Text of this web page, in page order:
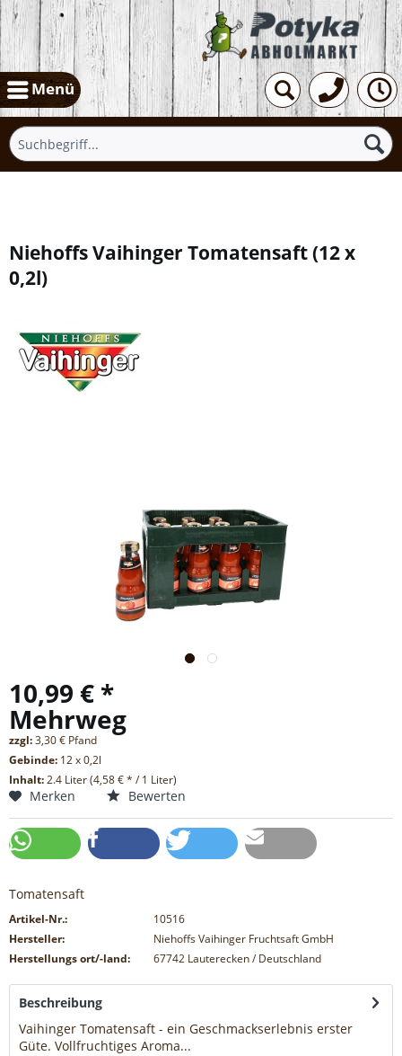
Menü
Niehoffs Vaihinger Tomatensaft(12 x
0,2l)
10,99 € *
Mehrweg
zzgl:3,30 € Pfand
Gebinde: 12 x 0,2l
Inhalt:2.4 Liter (4,58 € * / 1 Liter)
Merken Bewerten
Tomatensaft
Artikel-Nr.:
10516
Hersteller:
Niehoffs Vaihinger Fruchtsaft GmbH
Herstellungs ort/-land:
67742 Lauterecken / Deutschland
Beschreibung
Vaihinger Tomatensaft - ein Geschmackserlebnis erster
Güte. Vollfruchtiges Aroma...